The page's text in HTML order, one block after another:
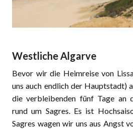
Westliche Algarve
Bevor wir die Heimreise von
uns auch endlich der Hauptstadt)
die verbleibenden fünf Tage an
rund um Sagres. Es ist
Sagres wagen wir uns aus Angst